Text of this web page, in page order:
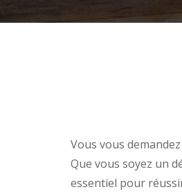
Vous vous
Que vous soyez un
essentiel pour